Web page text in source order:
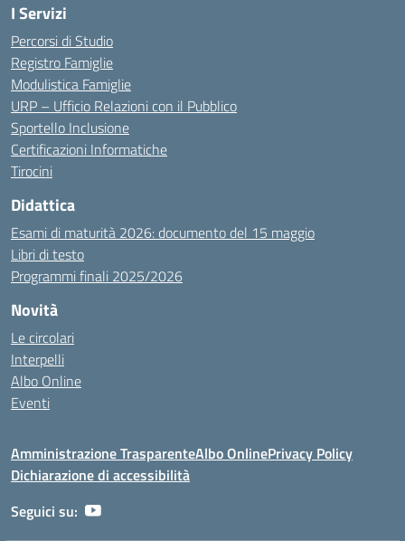
I Servizi
Percorsi di Studio
Registro Famiglie
Modulistica Famiglie
URP – Ufficio Relazioni con il Pubblico
Sportello Inclusione
Certificazioni Informatiche
Tirocini
Didattica
Esami di maturità 2026: documento del 15 maggio
Libri di testo
Programmi finali 2025/2026
Novità
Le circolari
Interpelli
Albo Online
Eventi
Amministrazione TrasparenteAlbo OnlinePrivacy Policy
Dichiarazione di accessibilità
Seguici su: